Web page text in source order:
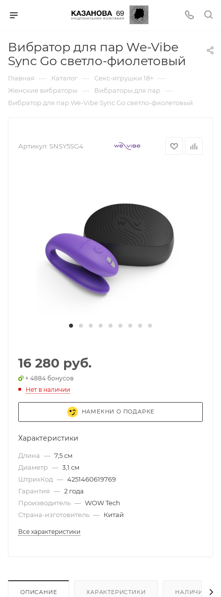
Вибратор для пар We-Vibe
Sync Go светло-фиолетовый
Главная — Каталог — Секс-игрушки 18+ —
Женские вибраторы — Вибраторы для пар —
Вибратор для пар We-Vibe Sync Go светло-фиолетовый
Артикул: SNSY5SG4
16 280 руб.
+ 4884 бонусов
Нет в наличии
НАМЕКНИ О ПОДАРКЕ
Характеристики
Длина — 7,5 см
Диаметр — 3,1 см
ШтрихКод — 4251460619769
Гарантия — 2 года
Производитель — WOW Tech
Страна-изготовитель — Китай
Все характеристики
ОПИСАНИЕ ХАРАКТЕРИСТИКИ НАЛИЧИЕ